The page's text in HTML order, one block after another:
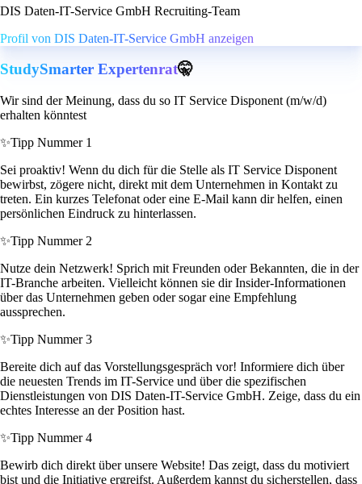
DIS Daten-IT-Service GmbH Recruiting-Team
Profil von DIS Daten-IT-Service GmbH anzeigen
StudySmarter Expertenrat🤫
Wir sind der Meinung, dass du so IT Service Disponent (m/w/d)
erhalten könntest
✨Tipp Nummer 1
Sei proaktiv! Wenn du dich für die Stelle als IT Service Disponent
bewirbst, zögere nicht, direkt mit dem Unternehmen in Kontakt zu
treten. Ein kurzes Telefonat oder eine E-Mail kann dir helfen, einen
persönlichen Eindruck zu hinterlassen.
✨Tipp Nummer 2
Nutze dein Netzwerk! Sprich mit Freunden oder Bekannten, die in der
IT-Branche arbeiten. Vielleicht können sie dir Insider-Informationen
über das Unternehmen geben oder sogar eine Empfehlung
aussprechen.
✨Tipp Nummer 3
Bereite dich auf das Vorstellungsgespräch vor! Informiere dich über
die neuesten Trends im IT-Service und über die spezifischen
Dienstleistungen von DIS Daten-IT-Service GmbH. Zeige, dass du ein
echtes Interesse an der Position hast.
✨Tipp Nummer 4
Bewirb dich direkt über unsere Website! Das zeigt, dass du motiviert
bist und die Initiative ergreifst. Außerdem kannst du sicherstellen, dass